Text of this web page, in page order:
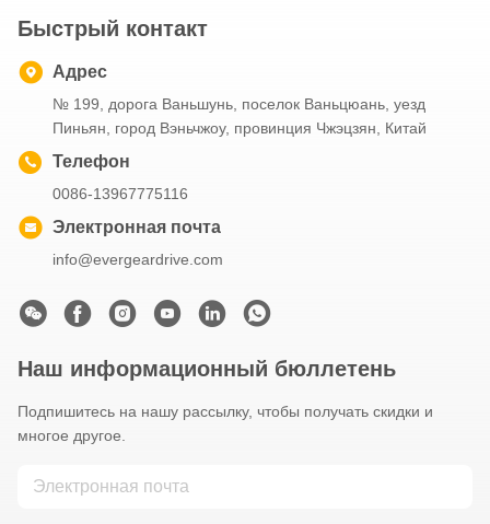
Быстрый контакт
Адрес
№ 199, дорога Ваньшунь, поселок Ваньцюань, уезд
Пиньян, город Вэньчжоу, провинция Чжэцзян, Китай
Телефон
0086-13967775116
Электронная почта
info@evergeardrive.com
Наш информационный бюллетень
Подпишитесь на нашу рассылку, чтобы получать скидки и
многое другое.